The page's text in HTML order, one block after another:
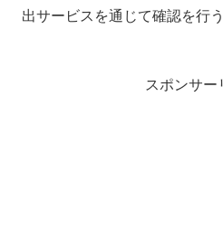
出サービスを通じて確認を行
スポンサー